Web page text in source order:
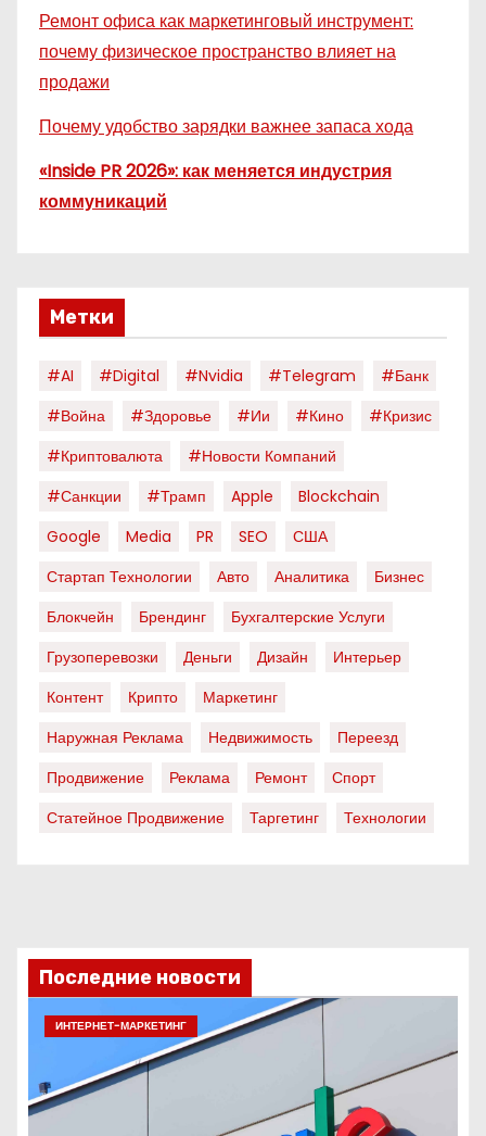
Ремонт офиса как маркетинговый инструмент:
почему физическое пространство влияет на
продажи
Почему удобство зарядки важнее запаса хода
«Inside PR 2026»: как меняется индустрия
коммуникаций
Метки
#AI #digital #nvidia #telegram
#банк
#война
#здоровье #ии #кино
#кризис
#криптовалюта
#новости Компаний
#санкции
#трамп Apple
Blockchain
Google
Media PR SEO
США
Стартап Технологии
Авто Аналитика
Бизнес
Блокчейн
Брендинг
Бухгалтерские Услуги
Грузоперевозки
Деньги Дизайн
Интерьер
Контент
Крипто
Маркетинг
Наружная Реклама
Недвижимость
Переезд
Продвижение
Реклама Ремонт
Спорт
Статейное Продвижение
Таргетинг Технологии
Последние новости
ИНТЕРНЕТ-МАРКЕТИНГ